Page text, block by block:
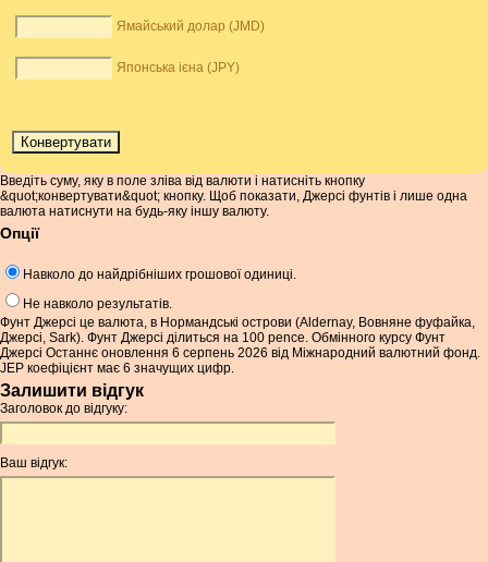
Ямайський долар (JMD)
Японська ієна (JPY)
Введіть суму, яку в поле зліва від валюти і натисніть кнопку
&quot;конвертувати&quot; кнопку. Щоб показати, Джерсі фунтів і лише одна
валюта натиснути на будь-яку іншу валюту.
Опції
Навколо до найдрібніших грошової одиниці.
Не навколо результатів.
Фунт Джерсі це валюта, в Нормандські острови (Aldernay, Вовняне фуфайка,
Джерсі, Sark). Фунт Джерсі ділиться на 100 pence. Обмінного курсу Фунт
Джерсі Останнє оновлення 6 серпень 2026 від Міжнародний валютний фонд.
JEP коефіцієнт має 6 значущих цифр.
Залишити відгук
Заголовок до відгуку:
Ваш відгук: